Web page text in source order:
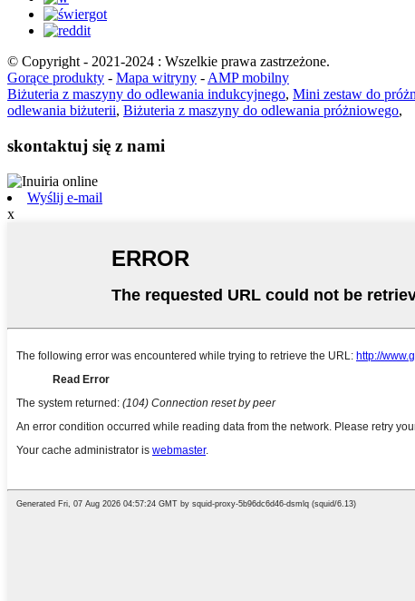
© Copyright - 2021-2024 : Wszelkie prawa zastrzeżone.
Gorące produkty - Mapa witryny - AMP mobilny
Biżuteria z maszyny do odlewania indukcyjnego, Mini zestaw do
odlewania biżuterii, Biżuteria z maszyny do odlewania próżniowego,
skontaktuj się z nami
Wyślij e-mail
x